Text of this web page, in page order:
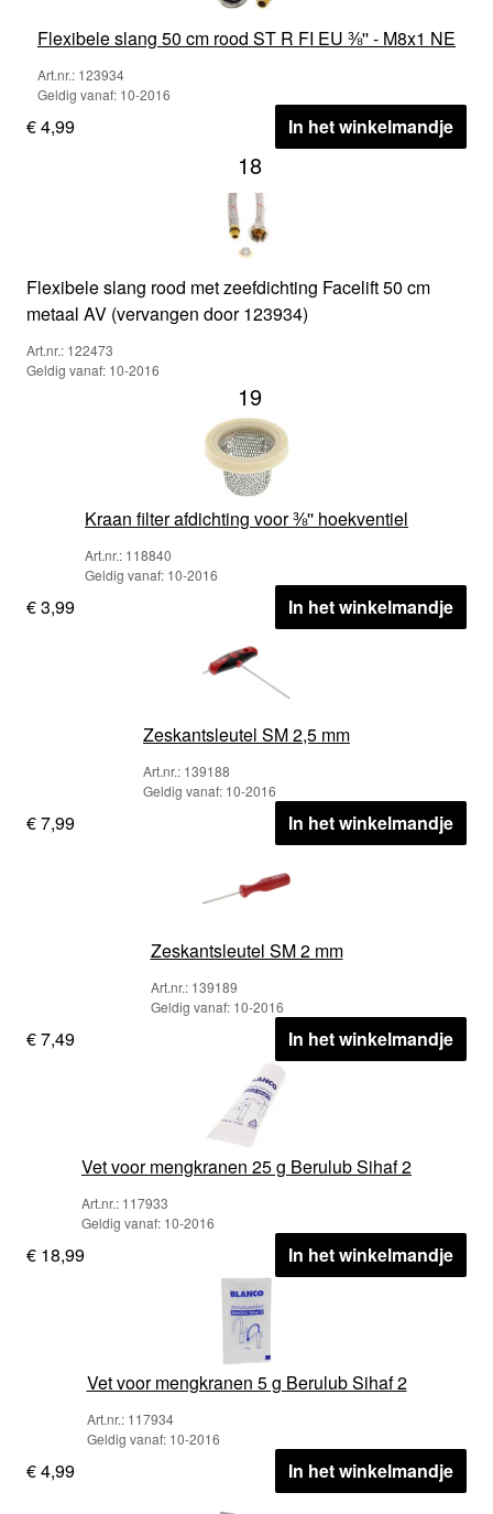
Flexibele slang 50 cm rood ST R FI EU ⅜'' - M8x1 NE
Art.nr.: 123934
Geldig vanaf: 10-2016
€ 4,99 In het winkelmandje
18
Flexibele slang rood met zeefdichting Facelift 50 cm
metaal AV (vervangen door 123934)
Art.nr.: 122473
Geldig vanaf: 10-2016
19
Kraan filter afdichting voor ⅜'' hoekventiel
Art.nr.: 118840
Geldig vanaf: 10-2016
€ 3,99 In het winkelmandje
Zeskantsleutel SM 2,5 mm
Art.nr.: 139188
Geldig vanaf: 10-2016
€ 7,99 In het winkelmandje
Zeskantsleutel SM 2 mm
Art.nr.: 139189
Geldig vanaf: 10-2016
€ 7,49 In het winkelmandje
Vet voor mengkranen 25 g Berulub Sihaf 2
Art.nr.: 117933
Geldig vanaf: 10-2016
€ 18,99 In het winkelmandje
Vet voor mengkranen 5 g Berulub Sihaf 2
Art.nr.: 117934
Geldig vanaf: 10-2016
€ 4,99 In het winkelmandje